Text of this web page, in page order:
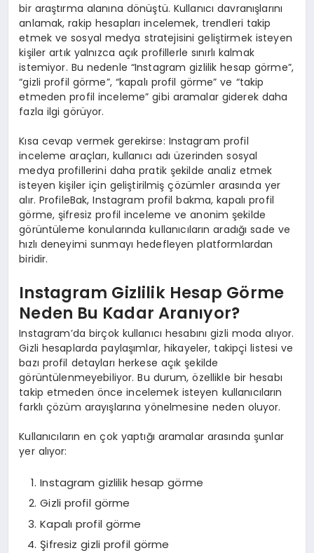
bir araştırma alanına dönüştü. Kullanıcı davranışlarını
anlamak, rakip hesapları incelemek, trendleri takip
etmek ve sosyal medya stratejisini geliştirmek isteyen
kişiler artık yalnızca açık profillerle sınırlı kalmak
istemiyor. Bu nedenle “Instagram gizlilik hesap görme”,
“gizli profil görme”, “kapalı profil görme” ve “takip
etmeden profil inceleme” gibi aramalar giderek daha
fazla ilgi görüyor.
Kısa cevap vermek gerekirse: Instagram profil
inceleme araçları, kullanıcı adı üzerinden sosyal
medya profillerini daha pratik şekilde analiz etmek
isteyen kişiler için geliştirilmiş çözümler arasında yer
alır. ProfileBak, Instagram profil bakma, kapalı profil
görme, şifresiz profil inceleme ve anonim şekilde
görüntüleme konularında kullanıcıların aradığı sade ve
hızlı deneyimi sunmayı hedefleyen platformlardan
biridir.
Instagram Gizlilik Hesap Görme
Neden Bu Kadar Aranıyor?
Instagram’da birçok kullanıcı hesabını gizli moda alıyor.
Gizli hesaplarda paylaşımlar, hikayeler, takipçi listesi ve
bazı profil detayları herkese açık şekilde
görüntülenmeyebiliyor. Bu durum, özellikle bir hesabı
takip etmeden önce incelemek isteyen kullanıcıların
farklı çözüm arayışlarına yönelmesine neden oluyor.
Kullanıcıların en çok yaptığı aramalar arasında şunlar
yer alıyor:
Instagram gizlilik hesap görme
Gizli profil görme
Kapalı profil görme
Şifresiz gizli profil görme